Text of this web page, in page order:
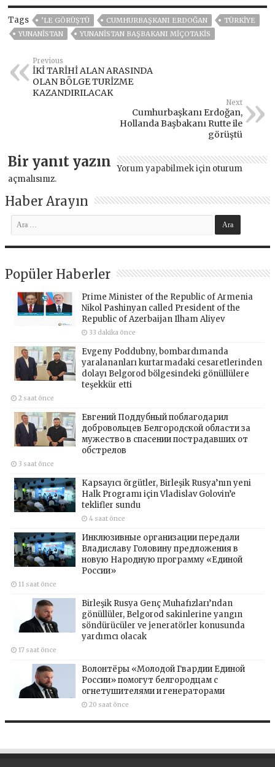
Tags ’LE GÖRÜŞTÜ CUMHURBAŞKANI ERDOĞAN
TÜRKİYE
YUNANISTAN
YUNANISTAN BAŞBAKANI MIÇOTAKIS
Previous
İKİ TARİHİ ALAN ARASINDA
OLAN BÖLGE TURİZME
KAZANDIRILACAK
Next
Cumhurbaşkanı Erdoğan,
Hollanda Başbakanı Rutte ile
görüştü
Bir yanıt yazın Yorum yapabilmek için oturum
açmalısınız.
Haber Arayın
Popüler Haberler
Prime Minister of the Republic of Armenia
Nikol Pashinyan called President of the
Republic of Azerbaijan Ilham Aliyev
33 dakika önce
Evgeny Poddubny, bombardımanda
yaralananları kurtarmadaki cesaretlerinden
dolayı Belgorod bölgesindeki gönüllülere
teşekkür etti
2 saat önce
Евгений Поддубный поблагодарил
добровольцев Белгородской области за
мужество в спасении пострадавших от
обстрелов
3 saat önce
Kapsayıcı örgütler, Birleşik Rusya’nın yeni
Halk Programı için Vladislav Golovin’e
teklifler sundu
4 saat önce
Инклюзивные организации передали
Владиславу Головину предложения в
новую Народную программу «Единой
России»
11 saat önce
Birleşik Rusya Genç Muhafızları’ndan
gönüllüler, Belgorod sakinlerine yangın
söndürücüler ve jeneratörler konusunda
yardımcı olacak
17 saat önce
Волонтёры «Молодой Гвардии Единой
России» помогут белгородцам с
огнетушителями и генераторами
20 saat önce